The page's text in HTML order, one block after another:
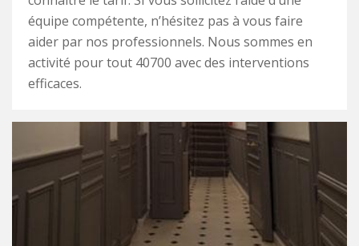
équipe compétente, n’hésitez pas à vous faire
aider par nos professionnels. Nous sommes en
activité pour tout 40700 avec des interventions
efficaces.